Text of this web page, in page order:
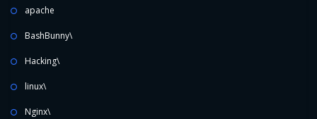
apache
BashBunny\
Hacking\
linux\
Nginx\